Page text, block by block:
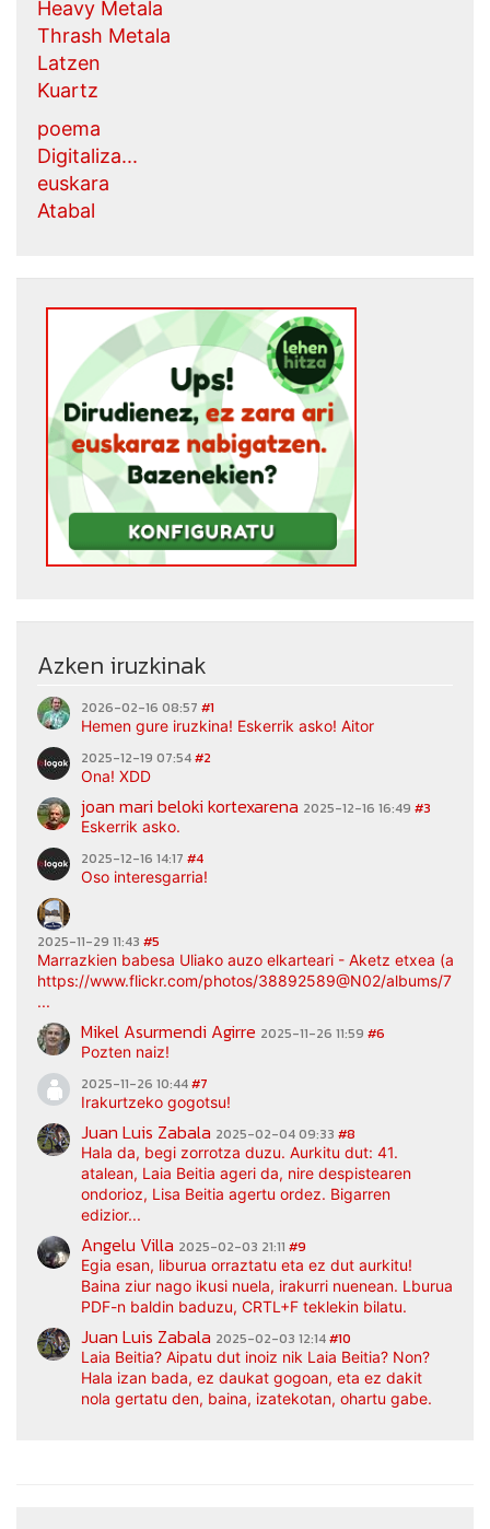
Heavy Metala
Thrash Metala
Latzen
Kuartz
poema
Digitaliza...
euskara
Atabal
Azken iruzkinak
2026-02-16 08:57 #1
Hemen gure iruzkina! Eskerrik asko! Aitor
2025-12-19 07:54#2
Ona! XDD
joan mari beloki kortexarena 2025-12-16 16:49 #3
Eskerrik asko.
2025-12-16 14:17 #4
Oso interesgarria!
2025-11-29 11:43 #5
Marrazkien babesa Uliako auzo elkarteari - Aketz etxea
https://www.flickr.com/photos/38892589@N02/albums/
...
Mikel Asurmendi Agirre 2025-11-26 11:59 #6
Pozten naiz!
2025-11-26 10:44#7
Irakurtzeko gogotsu!
Juan Luis Zabala 2025-02-04 09:33 #8
Hala da, begi zorrotza duzu. Aurkitu dut: 41.
atalean, Laia Beitia ageri da, nire despistearen
ondorioz, Lisa Beitia agertu ordez. Bigarren
edizior...
Angelu Villa 2025-02-03 21:11 #9
Egia esan, liburua orraztatu eta ez dut aurkitu!
Baina ziur nago ikusi nuela, irakurri nuenean. Lburua
PDF-n baldin baduzu, CRTL+F teklekin bilatu.
Juan Luis Zabala 2025-02-03 12:14#10
Laia Beitia? Aipatu dut inoiz nik Laia Beitia? Non?
Hala izan bada, ez daukat gogoan, eta ez dakit
nola gertatu den, baina, izatekotan, ohartu gabe.